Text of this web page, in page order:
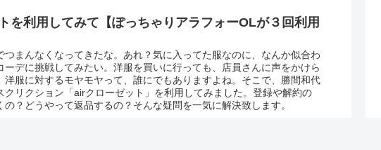
を利用してみて【ぽっちゃりアラフォーOLが３回利用
つまんなくなってきたな。あれ？気に入ってた服なのに、なんか似合わ
ーデに挑戦してみたい。洋服を買いに行っても、店員さんに声をかけら
洋服に対するモヤモヤって、誰にでもありますよね。そこで、勝間和代
クリクション「airクローゼット」を利用してみました。登録や解約の
？どうやって返品するの？そんな疑問を一気に解決致します。